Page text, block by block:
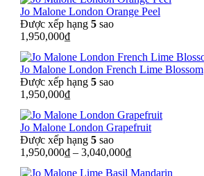
Jo Malone London Orange Peel
Được xếp hạng 5 sao
1,950,000₫
Jo Malone London French Lime Blossom
Được xếp hạng 5 sao
1,950,000₫
Jo Malone London Grapefruit
Được xếp hạng 5 sao
1,950,000₫ – 3,040,000₫